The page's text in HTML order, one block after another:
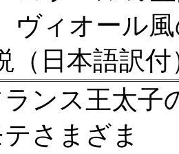
ヴィオール
（日本語訳
ランス王太子
さまざま